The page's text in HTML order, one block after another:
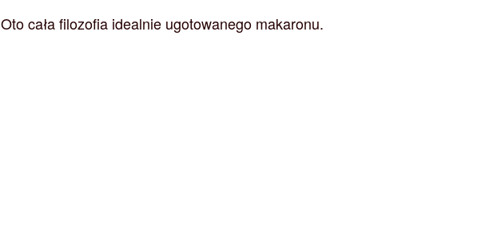
Oto cała filozofia idealnie ugotowanego makaronu.